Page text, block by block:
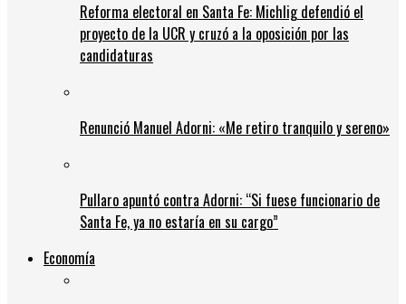
Reforma electoral en Santa Fe: Michlig defendió el
proyecto de la UCR y cruzó a la oposición por las
candidaturas
Renunció Manuel Adorni: «Me retiro tranquilo y sereno»
Pullaro apuntó contra Adorni: “Si fuese funcionario de
Santa Fe, ya no estaría en su cargo”
Economía